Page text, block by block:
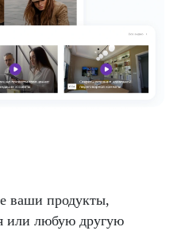
ваши продукты,
или любую другую